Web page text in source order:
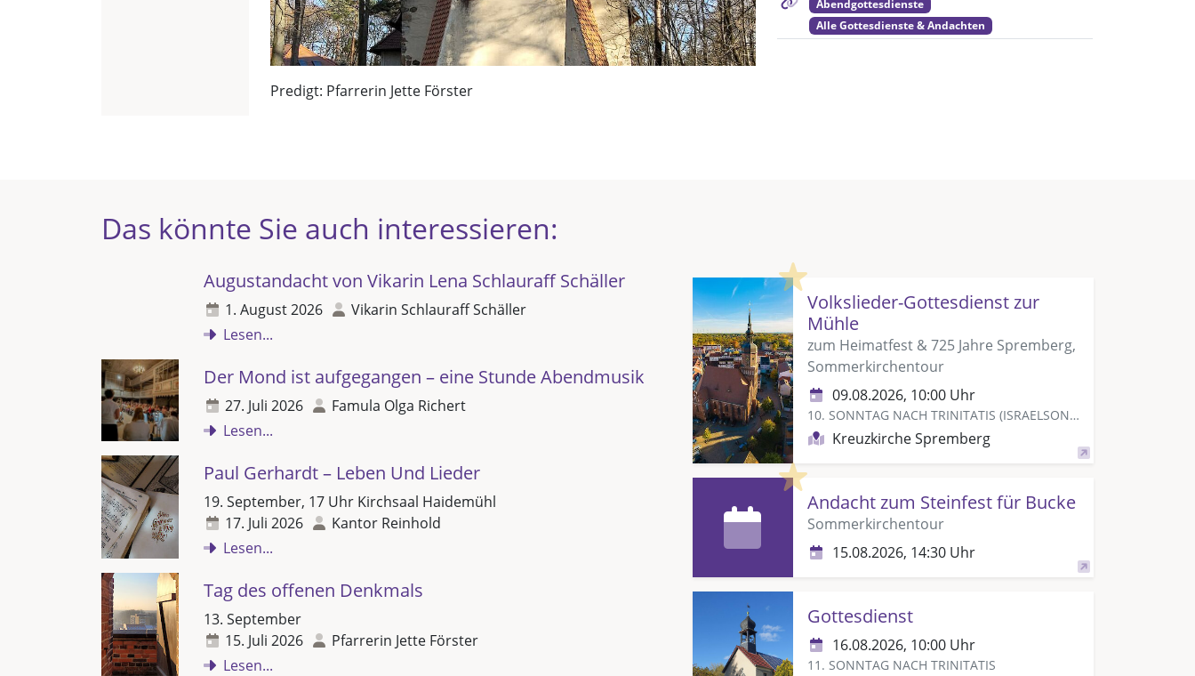
Predigt: Pfarrerin Jette Förster
Abendgottesdienste
Alle Gottesdienste & Andachten
Das könnte Sie auch interessieren:
Highlight
Volkslieder-Gottesdienst zur
Mühle
zum Heimatfest & 725 Jahre Spremberg,
Sommerkirchentour
09.08.2026, 10:00 Uhr
10. SONNTAG NACH TRINITATIS (ISRAELSONNTAG)
Kreuzkirche Spremberg
Highlight
Andacht zum Steinfest für Bucke
Sommerkirchentour
15.08.2026, 14:30 Uhr
Gottesdienst
16.08.2026, 10:00 Uhr
11. SONNTAG NACH TRINITATIS
Augustandacht von Vikarin Lena Schlauraff Schäller
1. August 2026
Vikarin Schlauraff Schäller
Lesen...
Der Mond ist aufgegangen – eine Stunde Abendmusik
27. Juli 2026
Famula Olga Richert
Lesen...
Paul Gerhardt – Leben Und Lieder
19. September, 17 Uhr Kirchsaal Haidemühl
17. Juli 2026
Kantor Reinhold
Lesen...
Tag des offenen Denkmals
13. September
15. Juli 2026
Pfarrerin Jette Förster
Lesen...